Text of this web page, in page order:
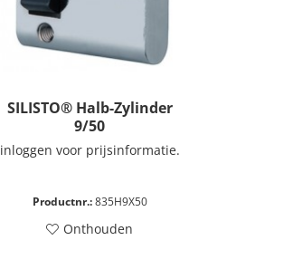
SILISTO® Halb-Zylinder
9/50
inloggen voor prijsinformatie.
Productnr.:835H9X50
Onthouden